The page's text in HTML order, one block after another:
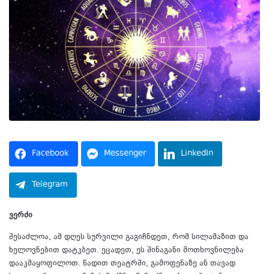
Facebook Messenger LinkedIn
Telegram
ვერძი
შესაძლოა, ამ დღეს სურვილი გაგიჩნდეთ, რომ სილამაზით და
ხელოვნებით დატკბეთ. ეცადეთ, ეს შინაგანი მოთხოვნილება
დააკმაყოფილოთ. წადით თეატრში, გამოფენაზე ან თავად